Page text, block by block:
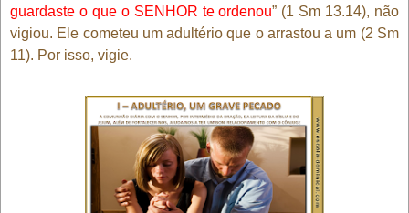
guardaste o que o SENHOR te ordenou” (1 Sm 13.14), não
vigiou. Ele cometeu um adultério que o arrastou a um (2 Sm
11). Por isso, vigie.